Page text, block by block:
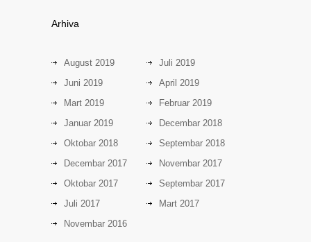
Arhiva
August 2019
Juli 2019
Juni 2019
April 2019
Mart 2019
Februar 2019
Januar 2019
Decembar 2018
Oktobar 2018
Septembar 2018
Decembar 2017
Novembar 2017
Oktobar 2017
Septembar 2017
Juli 2017
Mart 2017
Novembar 2016